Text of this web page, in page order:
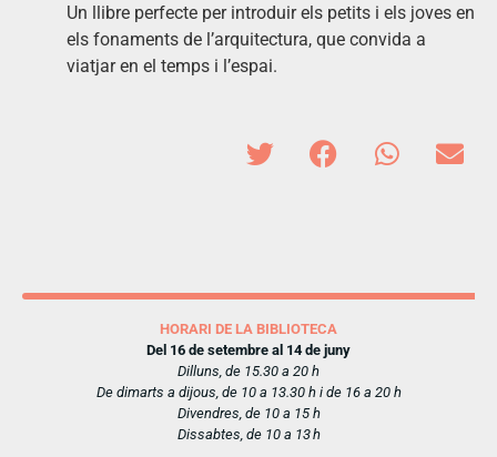
Un llibre perfecte per introduir els petits i els joves en
els fonaments de l’arquitectura, que convida a
viatjar en el temps i l’espai.
HORARI DE LA BIBLIOTECA
Del 16 de setembre al 14 de juny
Dilluns, de 15.30 a 20 h
De dimarts a dijous, de 10 a 13.30 h i de 16 a 20 h
Divendres, de 10 a 15 h
Dissabtes, de 10 a 13 h